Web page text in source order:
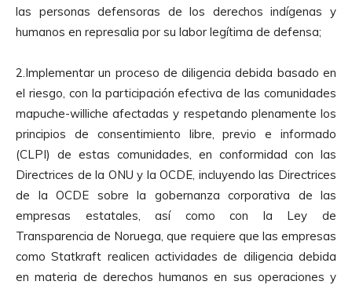
las personas defensoras de los derechos indígenas y
humanos en represalia por su labor legítima de defensa;
2.Implementar un proceso de diligencia debida basado en
el riesgo, con la participación efectiva de las comunidades
mapuche-williche afectadas y respetando plenamente los
principios de consentimiento libre, previo e informado
(CLPI) de estas comunidades, en conformidad con las
Directrices de la ONU y la OCDE, incluyendo las Directrices
de la OCDE sobre la gobernanza corporativa de las
empresas estatales, así como con la Ley de
Transparencia de Noruega, que requiere que las empresas
como Statkraft realicen actividades de diligencia debida
en materia de derechos humanos en sus operaciones y